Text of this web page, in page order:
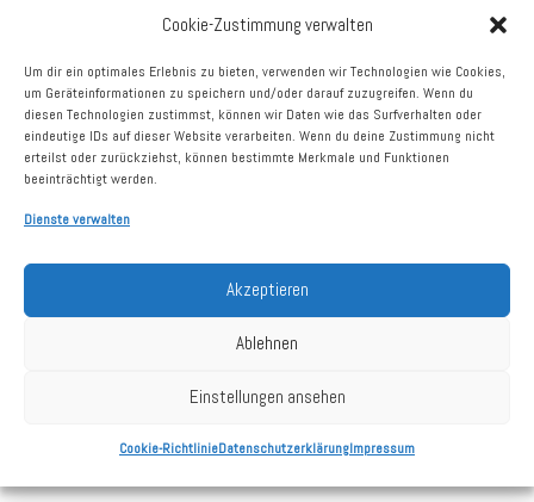
Cookie-Zustimmung verwalten
Um dir ein optimales Erlebnis zu bieten, verwenden wir Technologien wie Cookies,
um Geräteinformationen zu speichern und/oder darauf zuzugreifen. Wenn du
diesen Technologien zustimmst, können wir Daten wie das Surfverhalten oder
eindeutige IDs auf dieser Website verarbeiten. Wenn du deine Zustimmung nicht
erteilst oder zurückziehst, können bestimmte Merkmale und Funktionen
beeinträchtigt werden.
Dienste verwalten
Akzeptieren
Ablehnen
Einstellungen ansehen
Cookie-RichtlinieDatenschutzerklärungImpressum
Fassade komplett neu gestaltet. Insgesamt wird DEFAMA knapp
„Was lange währt, wird endlich gut“, freut sich DEFAMA-Vorstand
Matthias Schrade über das Erreichen dieser wichtigen
Meilensteine. „Nach fast vier Jahren intensiver Planungs- und
Vorbereitungszeit können die Bauarbeiten nun tatsächlich
beginnen. Wir wissen, dass die zeitlichen Verzögerungen
froh über die gezeigte Ausdauer und Treue.“ Für die kleineren
Mietverträge mit bereits langjährig im Objekt vertretenen
Große Unterstützung erfahren hat das Projekt auch durch die
Stadt Radeberg. So stimmte der Stadtrat den sukzessive
Änderung des Bebauungsplanes insgesamt dreimal einstimmig zu.
Der DEFAMA-Vorstand dankt Oberbürgermeister Gerhard Lemm,
Bauamts für das hierbei gezeigte Vertrauen und die Begleitung